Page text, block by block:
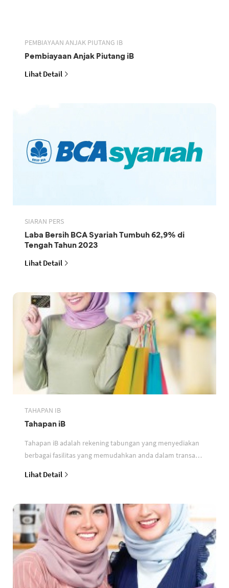
PEMBIAYAAN ANJAK PIUTANG IB
Pembiayaan Anjak Piutang iB
Lihat Detail
SIARAN PERS
Laba Bersih BCA Syariah Tumbuh 62,9% di
Tengah Tahun 2023
Lihat Detail
TAHAPAN IB
Tahapan iB
Tahapan iB adalah rekening tabungan yang menyediakan
berbagai fasilitas yang memudahkan anda dalam transaksi
Lihat Detail